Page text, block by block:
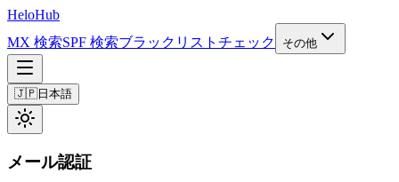
HeloHub
MX 検索SPF 検索ブラックリストチェック その他
🇯🇵日本語
メール認証